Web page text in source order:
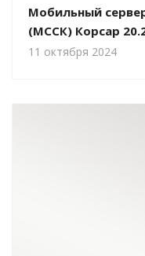
Мобильный
(МССК) Корсар
11 октября 2024